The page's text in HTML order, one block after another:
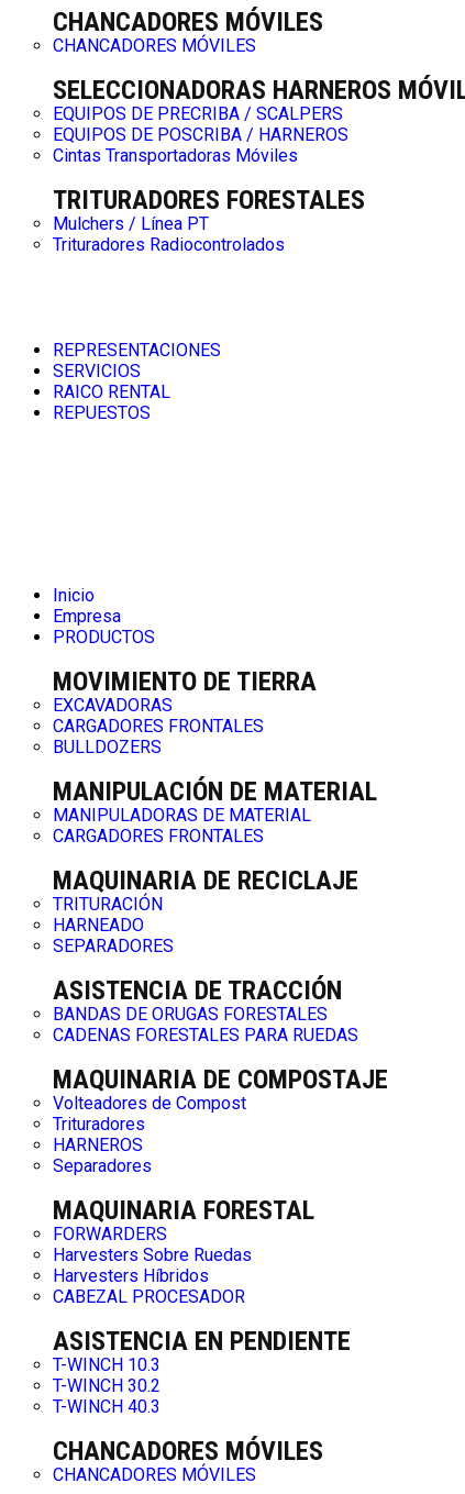
CHANCADORES MÓVILES
CHANCADORES MÓVILES
SELECCIONADORAS HARNEROS
EQUIPOS DE PRECRIBA / SCALPERS
EQUIPOS DE POSCRIBA / HARNEROS
Cintas Transportadoras Móviles
TRITURADORES FORESTALES
Mulchers / Línea PT
Trituradores Radiocontrolados
REPRESENTACIONES
SERVICIOS
RAICO RENTAL
REPUESTOS
Inicio
Empresa
PRODUCTOS
MOVIMIENTO DE TIERRA
EXCAVADORAS
CARGADORES FRONTALES
BULLDOZERS
MANIPULACIÓN DE MATERIAL
MANIPULADORAS DE MATERIAL
CARGADORES FRONTALES
MAQUINARIA DE RECICLAJE
TRITURACIÓN
HARNEADO
SEPARADORES
ASISTENCIA DE TRACCIÓN
BANDAS DE ORUGAS FORESTALES
CADENAS FORESTALES PARA RUEDAS
MAQUINARIA DE COMPOSTAJE
Volteadores de Compost
Trituradores
HARNEROS
Separadores
MAQUINARIA FORESTAL
FORWARDERS
Harvesters Sobre Ruedas
Harvesters Híbridos
CABEZAL PROCESADOR
ASISTENCIA EN PENDIENTE
T-WINCH 10.3
T-WINCH 30.2
T-WINCH 40.3
CHANCADORES MÓVILES
CHANCADORES MÓVILES